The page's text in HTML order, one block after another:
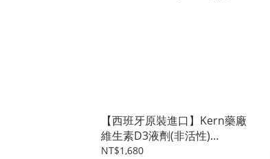
【西班牙原裝進口】Kern藥廠
維生素D3液劑(非活性)
2000IU/ml, 30ml瓶裝
NT$1,680